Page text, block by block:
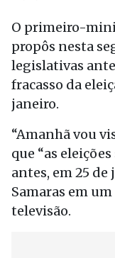
O primeiro-
propôs nesta
legislativas
fracasso da
janeiro.
“Amanhã vou
que “as
antes, em 25
Samaras em
televisão.